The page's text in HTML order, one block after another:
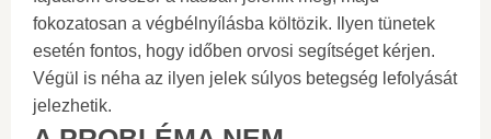
fokozatosan a végbélnyílásba költözik. Ilyen tünetek
esetén fontos, hogy időben orvosi segítséget kérjen.
Végül is néha az ilyen jelek súlyos betegség lefolyását
jelezhetik.